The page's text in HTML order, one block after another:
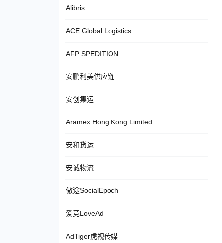
Alibris
ACE Global Logistics
AFP SPEDITION
安鹏利美供应链
安创集运
Aramex Hong Kong Limited
安和货运
安诚物流
傲途SocialEpoch
爱竞LoveAd
AdTiger虎视传媒